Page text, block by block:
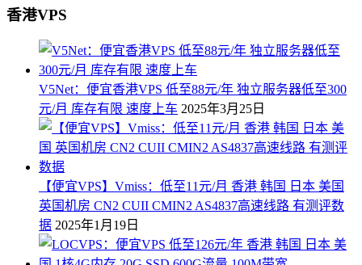
香港VPS
V5Net：便宜香港VPS 低至88元/年 独立服务器低至300
元/月 库存有限 速度上车 2025年3月25日
【便宜VPS】Vmiss：低至11元/月 香港 韩国 日本 美国
英国机房 CN2 CUII CMIN2 AS4837高速线路 有测评数
据 2025年1月19日